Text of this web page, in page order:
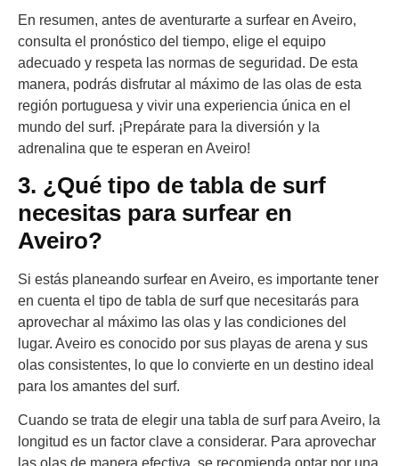
En resumen, antes de aventurarte a surfear en Aveiro,
consulta el pronóstico del tiempo, elige el equipo
adecuado y respeta las normas de seguridad. De esta
manera, podrás disfrutar al máximo de las olas de esta
región portuguesa y vivir una experiencia única en el
mundo del surf. ¡Prepárate para la diversión y la
adrenalina que te esperan en Aveiro!
3. ¿Qué tipo de tabla de surf
necesitas para surfear en
Aveiro?
Si estás planeando surfear en Aveiro, es importante tener
en cuenta el tipo de tabla de surf que necesitarás para
aprovechar al máximo las olas y las condiciones del
lugar. Aveiro es conocido por sus playas de arena y sus
olas consistentes, lo que lo convierte en un destino ideal
para los amantes del surf.
Cuando se trata de elegir una tabla de surf para Aveiro, la
longitud es un factor clave a considerar. Para aprovechar